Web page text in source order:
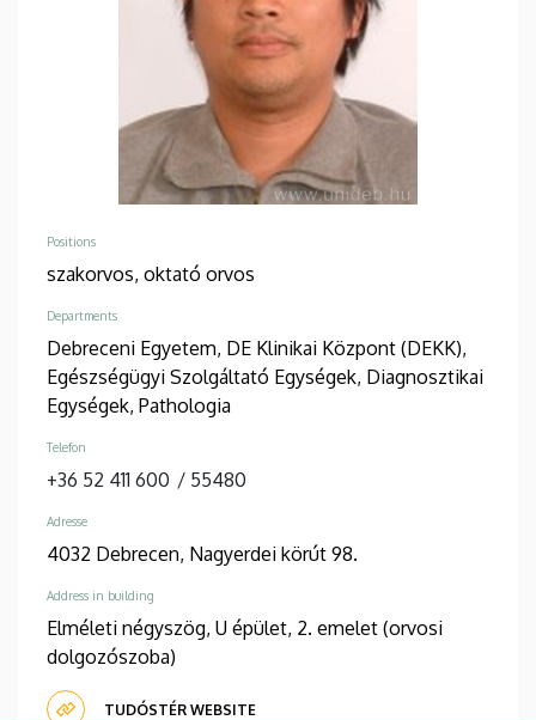
Positions
szakorvos, oktató orvos
Departments
Debreceni Egyetem, DE Klinikai Központ (DEKK),
Egészségügyi Szolgáltató Egységek, Diagnosztikai
Egységek, Pathologia
Telefon
+36 52 411 600 / 55480
Adresse
4032 Debrecen, Nagyerdei körút 98.
Address in building
Elméleti négyszög, U épület, 2. emelet (orvosi
dolgozószoba)
TUDÓSTÉR WEBSITE